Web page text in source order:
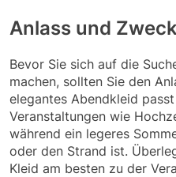
Anlass und
Bevor Sie sich auf die
machen, sollten Sie den
elegantes Abendkleid
Veranstaltungen wie
während ein legeres
oder den Strand ist.
Kleid am besten zu der